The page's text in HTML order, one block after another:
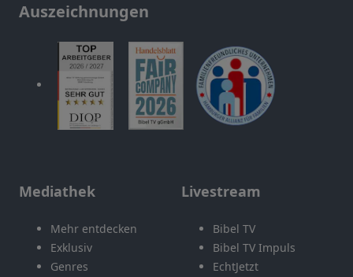
Auszeichnungen
Mediathek
Mehr entdecken
Exklusiv
Genres
Livestream
Bibel TV
Bibel TV Impuls
EchtJetzt